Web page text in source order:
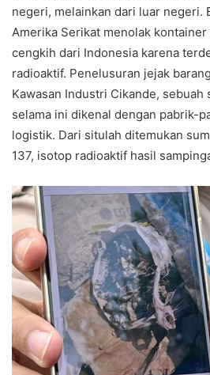
negeri, melainkan dari luar negeri.
Amerika Serikat menolak
cengkih dari Indonesia karena
radioaktif. Penelusuran jejak
Kawasan Industri Cikande, sebuah
selama ini dikenal dengan pabrik-
logistik. Dari situlah ditemukan
137, isotop radioaktif hasil